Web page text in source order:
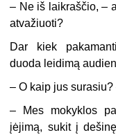
– Ne iš laikraščio, –
atvažiuoti?
Dar kiek
duoda leidimą
– O kaip jus surasiu?
– Mes mokyklos
įėjimą, sukit į